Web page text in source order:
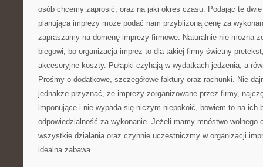
osób chcemy zaprosić, oraz na jaki okres czasu. Podając te
planująca imprezy może podać nam przybliżoną cenę za
zapraszamy na domenę imprezy firmowe. Naturalnie nie można
biegowi, bo organizacja imprez to dla takiej firmy świetny
akcesoryjne koszty. Pułapki czyhają w wydatkach jedzenia, a
Prośmy o dodatkowe, szczegółowe faktury oraz rachunki. Nie
jednakże przyznać, że imprezy zorganizowane przez firmy,
imponujące i nie wypada się niczym niepokoić, bowiem to na ich
odpowiedzialność za wykonanie. Jeżeli mamy mnóstwo wolnego
wszystkie działania oraz czynnie uczestniczmy w organizacji
idealna zabawa.